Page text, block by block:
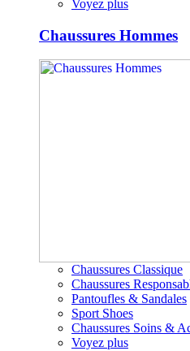
Voyez plus
Chaussures Hommes
Chaussures Classique
Chaussures
Pantoufles & Sandales
Sport Shoes
Chaussures Soins &
Voyez plus